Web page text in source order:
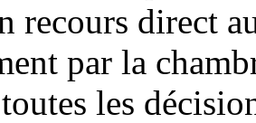
recours direct
par la
les